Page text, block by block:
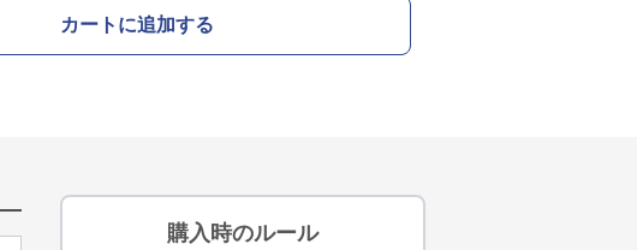
カートに追加する
購入時のルール